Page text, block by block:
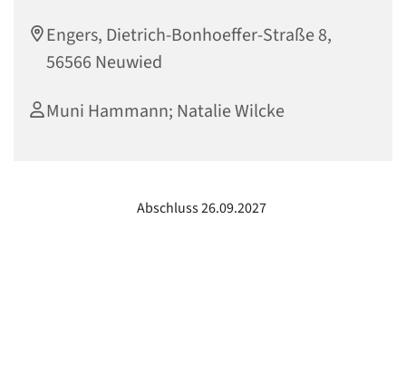
Engers, Dietrich-Bonhoeffer-Straße 8,
56566 Neuwied
Muni Hammann; Natalie Wilcke
Abschluss 26.09.2027